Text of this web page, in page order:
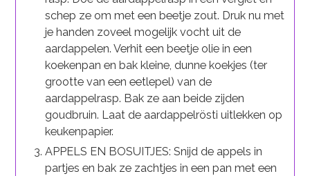
schep ze om met een beetje zout. Druk nu met
je handen zoveel mogelijk vocht uit de
aardappelen. Verhit een beetje olie in een
koekenpan en bak kleine, dunne koekjes (ter
grootte van een eetlepel) van de
aardappelrasp. Bak ze aan beide zijden
goudbruin. Laat de aardappelrösti uitlekken op
keukenpapier.
APPELS EN BOSUITJES: Snijd de appels in
partjes en bak ze zachtjes in een pan met een